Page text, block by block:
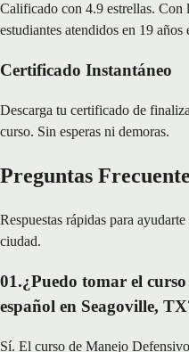
Calificado con 4.9 estrellas. Con
estudiantes atendidos en 19 años
Certificado Instantáneo
Descarga tu certificado de
curso. Sin esperas ni demoras.
Preguntas
Respuestas rápidas para
ciudad.
01.¿Puedo tomar el
español en Seagoville,
Sí. El curso de Manejo